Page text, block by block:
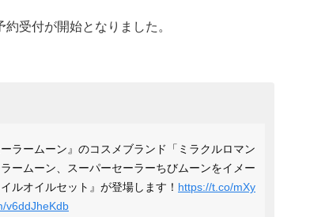
受付が開始となりました。
ーラームーン』のコスメブランド「ミラクルロマン
ームーン、スーパーセーラーちびムーンをイメー
ルオイルセット』が登場します！ https://t.co/mXy
v6ddJheKdb